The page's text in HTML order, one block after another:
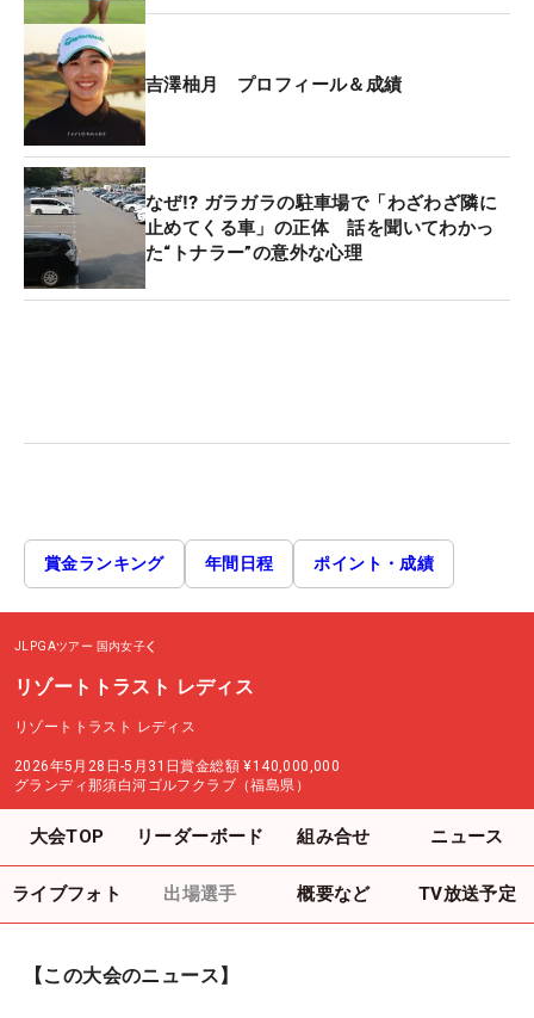
吉澤柚月 プロフィール＆成績
なぜ⁉ ガラガラの駐車場で「わざわざ隣に
止めてくる車」の正体 話を聞いてわかっ
た“トナラー”の意外な心理
賞金ランキング 年間日程 ポイント・成績
JLPGAツアー 国内女子
リゾートトラスト レディス
リゾートトラスト レディス
2026年5月28日-5月31日賞金総額 ¥140,000,000
グランディ那須白河ゴルフクラブ（福島県）
大会TOP リーダーボード 組み合せ ニュース
ライブフォト 出場選手 概要など TV放送予定
【この大会のニュース】